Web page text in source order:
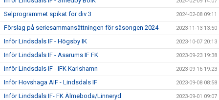
Selprogrammet spikat för div 3 2024-02-08 09:11
Förslag på seriesammansättningen för säsongen 2024 2023-11-13 13:50
Inför Lindsdals IF - Högsby IK 2023-10-07 20:13
Inför Lindsdals IF - Asarums IF FK 2023-09-23 19:38
Inför Lindsdals IF - IFK Karlshamn 2023-09-16 19:23
Inför Hovshaga AIF - Lindsdals IF 2023-09-08 08:58
Inför Lindsdals IF- FK Älmeboda/Linneryd 2023-09-01 09:07